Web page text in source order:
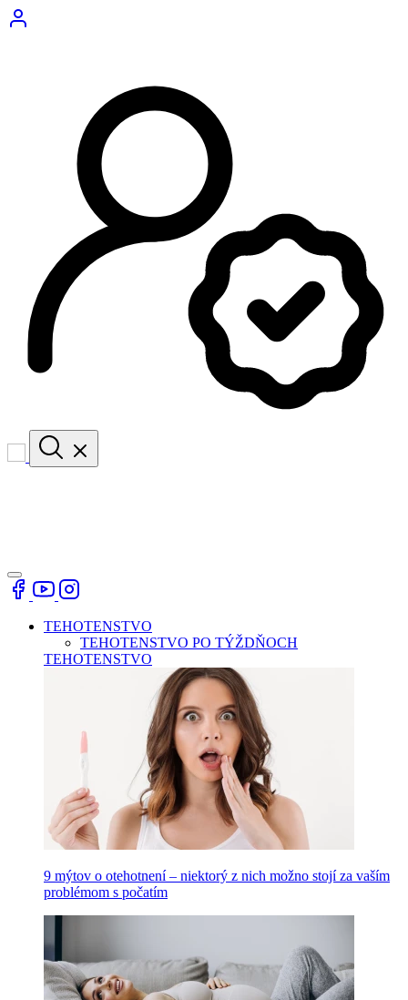
TEHOTENSTVO
TEHOTENSTVO PO TÝŽDŇOCH
TEHOTENSTVO
9 mýtov o otehotnení – niektorý z nich možno stojí za vaším
problémom s počatím